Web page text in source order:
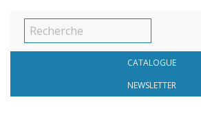
CATALOGUE
NEWSLETTER